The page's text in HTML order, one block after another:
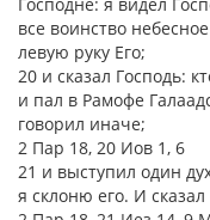
все воинство
левую руку Его;
20 и сказал Господь:
и пал в Рамофе
говорил иначе;
2 Пар 18, 20 Иов 1, 6
21 и выступил один
я склоню его. И